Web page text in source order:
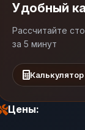
Удобный
Рассчитайте
за 5 минут
Калькулятор
Цены: